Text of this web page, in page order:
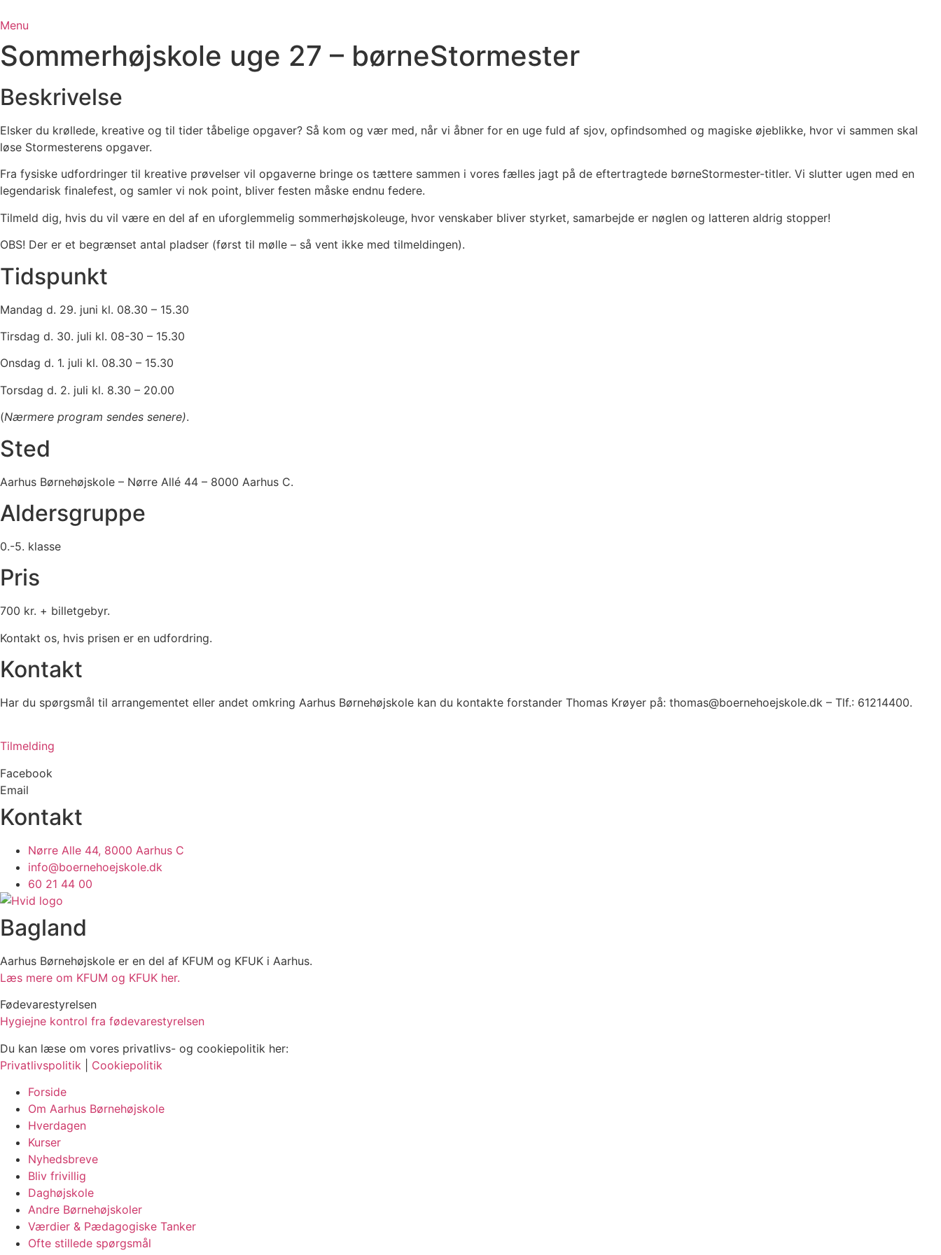
til
indhold
Menu
Sommerhøjskole uge 27 – børneStormester
Beskrivelse
Elsker du krøllede, kreative og til tider tåbelige opgaver? Så kom og vær med, når vi åbner for en uge fuld af sjov, opfindsomhed og magiske øjeblikke, hvor vi sammen skal
løse Stormesterens opgaver.
Fra fysiske udfordringer til kreative prøvelser vil opgaverne bringe os tættere sammen i vores fælles jagt på de eftertragtede børneStormester-titler. Vi slutter ugen med en
legendarisk finalefest, og samler vi nok point, bliver festen måske endnu federe.
Tilmeld dig, hvis du vil være en del af en uforglemmelig sommerhøjskoleuge, hvor venskaber bliver styrket, samarbejde er nøglen og latteren aldrig stopper!
OBS! Der er et begrænset antal pladser (først til mølle – så vent ikke med tilmeldingen).
Tidspunkt
Mandag d. 29. juni kl. 08.30 – 15.30
Tirsdag d. 30. juli kl. 08-30 – 15.30
Onsdag d. 1. juli kl. 08.30 – 15.30
Torsdag d. 2. juli kl. 8.30 – 20.00
(Nærmere program sendes senere).
Sted
Aarhus Børnehøjskole – Nørre Allé 44 – 8000 Aarhus C.
Aldersgruppe
0.-5. klasse
Pris
700 kr. + billetgebyr.
Kontakt os, hvis prisen er en udfordring.
Kontakt
Har du spørgsmål til arrangementet eller andet omkring Aarhus Børnehøjskole kan du kontakte forstander Thomas Krøyer på: thomas@boernehoejskole.dk – Tlf.: 61214400.
Tilmelding
Facebook
Email
Kontakt
Nørre Alle 44, 8000 Aarhus C
info@boernehoejskole.dk
60 21 44 00
Bagland
Aarhus Børnehøjskole er en del af KFUM og KFUK i Aarhus.
Læs mere om KFUM og KFUK her.
Fødevarestyrelsen
Hygiejne kontrol fra fødevarestyrelsen
Du kan læse om vores privatlivs- og cookiepolitik her:
Privatlivspolitik
Cookiepolitik
Forside
Om Aarhus Børnehøjskole
Hverdagen
Kurser
Nyhedsbreve
Bliv frivillig
Daghøjskole
Andre Børnehøjskoler
Værdier & Pædagogiske Tanker
Ofte stillede spørgsmål